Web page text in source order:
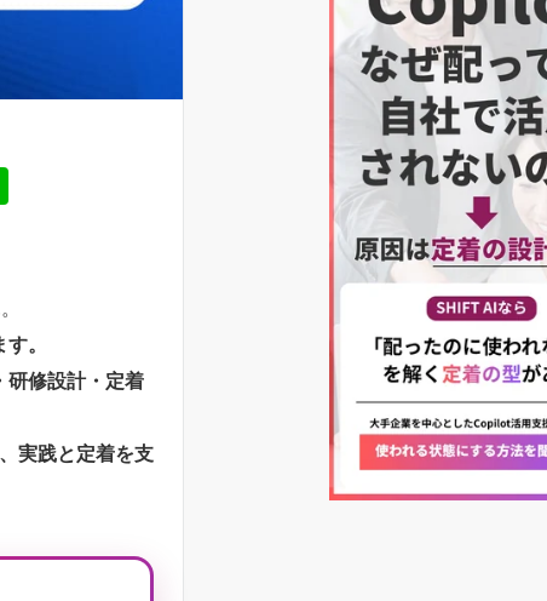
。
研修設計・定着
実践と定着を支